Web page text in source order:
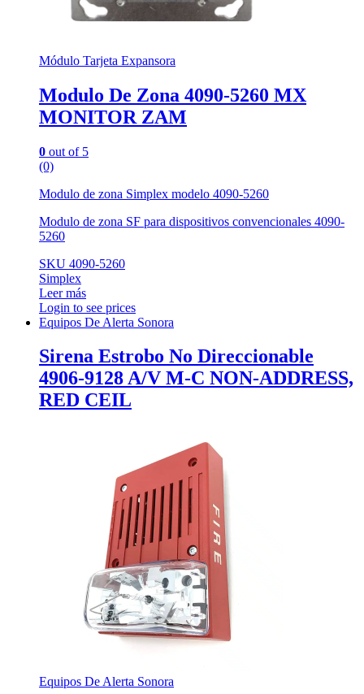
Módulo Tarjeta Expansora
Modulo De Zona 4090-5260 MX
MONITOR ZAM
0 out of 5
(0)
Modulo de zona Simplex modelo 4090-5260
Modulo de zona SF para dispositivos convencionales 4090-
5260
SKU 4090-5260
Simplex
Leer más
Login to see prices
Equipos De Alerta Sonora
Sirena Estrobo No Direccionable
4906-9128 A/V M-C NON-ADDRESS,
RED CEIL
Equipos De Alerta Sonora